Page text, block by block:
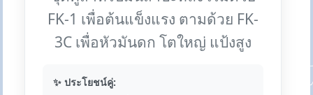
FK-1 เพื่อต้นแข็งแรง ตามด้วย FK-
3C เพื่อหัวมันดก โตใหญ่ แป้งสูง
✨ ประโยชน์คู่: